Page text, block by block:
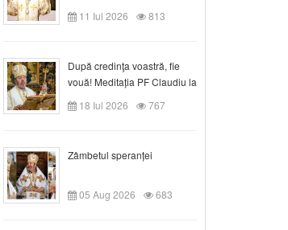
Claudiu la Duminica a VI-a
după Rusalii
11 Iul 2026 813
După credinţa voastră, fie
vouă! Meditația PF Claudiu la
duminica a VII-a după Rusalii
18 Iul 2026 767
Zâmbetul speranței
05 Aug 2026 683